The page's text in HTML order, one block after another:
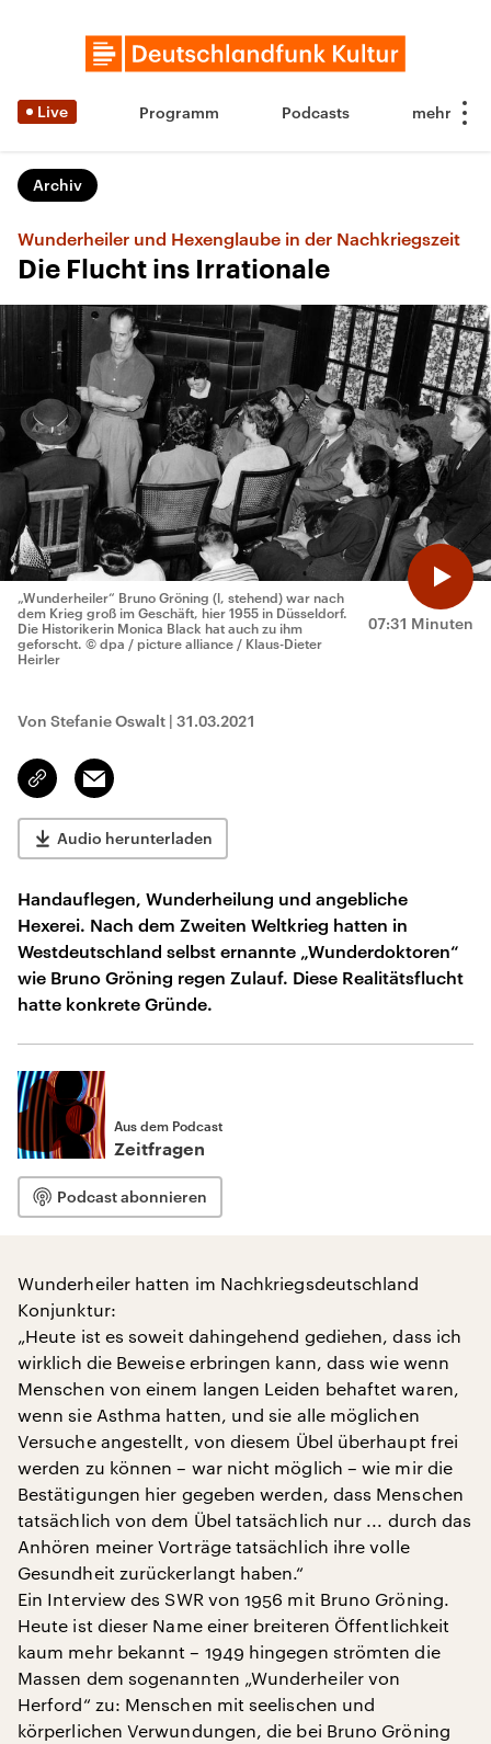
Live Programm Podcasts
Archiv
Wunderheiler und Hexenglaube in der Nachkriegszeit
Die Flucht ins Irrationale
07:31 Minuten
„Wunderheiler“ Bruno Gröning (l, stehend) war nach
dem Krieg groß im Geschäft, hier 1955 in Düsseldorf.
Die Historikerin Monica Black hat auch zu ihm
geforscht. © dpa / picture alliance / Klaus-Dieter
Heirler
Von Stefanie Oswalt | 31.03.2021
Link
kopieren/teilen
Email
Audio herunterladen
Handauflegen, Wunderheilung und angebliche
Hexerei. Nach dem Zweiten Weltkrieg hatten in
Westdeutschland selbst ernannte „Wunderdoktoren“
wie Bruno Gröning regen Zulauf. Diese Realitätsflucht
hatte konkrete Gründe.
Aus dem Podcast
Zeitfragen
Podcast abonnieren
Wunderheiler hatten im Nachkriegsdeutschland
Konjunktur:
„Heute ist es soweit dahingehend gediehen, dass ich
wirklich die Beweise erbringen kann, dass wie wenn
Menschen von einem langen Leiden behaftet waren,
wenn sie Asthma hatten, und sie alle möglichen
Versuche angestellt, von diesem Übel überhaupt frei
werden zu können – war nicht möglich – wie mir die
Bestätigungen hier gegeben werden, dass Menschen
tatsächlich von dem Übel tatsächlich nur ... durch das
Anhören meiner Vorträge tatsächlich ihre volle
Gesundheit zurückerlangt haben.“
Ein Interview des SWR von 1956 mit Bruno Gröning.
Heute ist dieser Name einer breiteren Öffentlichkeit
kaum mehr bekannt – 1949 hingegen strömten die
Massen dem sogenannten „Wunderheiler von
Herford“ zu: Menschen mit seelischen und
körperlichen Verwundungen, die bei Bruno Gröning